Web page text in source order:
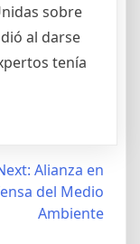
sobre
al darse
tenía
Alianza en
del Medio
Ambiente